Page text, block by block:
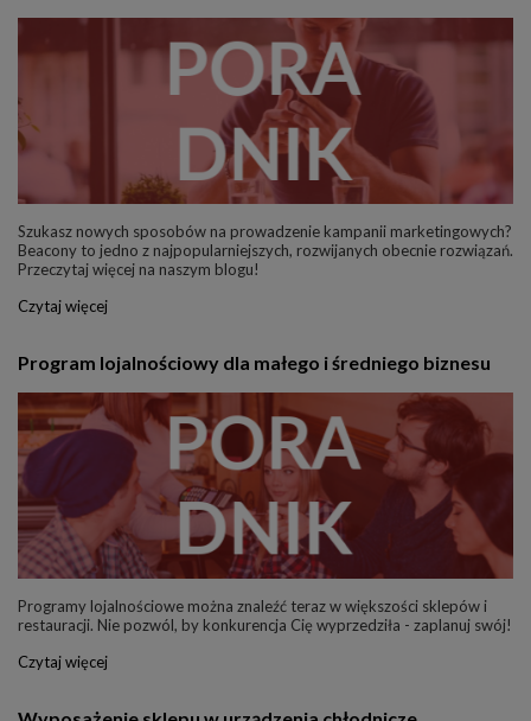
Szukasz nowych sposobów na prowadzenie kampanii marketingowych?
Beacony to jedno z najpopularniejszych, rozwijanych obecnie rozwiązań.
Przeczytaj więcej na naszym blogu!
Czytaj więcej
Program lojalnościowy dla małego i średniego biznesu
Programy lojalnościowe można znaleźć teraz w większości sklepów i
restauracji. Nie pozwól, by konkurencja Cię wyprzedziła - zaplanuj swój!
Czytaj więcej